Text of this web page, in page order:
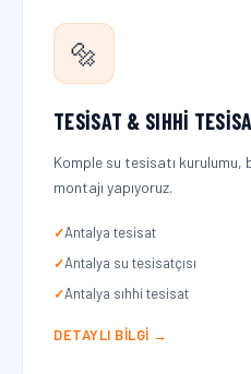
🔩
TESISAT & SIHHI
Komple su tesisatı kurulumu,
montajı yapıyoruz.
Antalya tesisat
Antalya su tesisatçısı
Antalya sıhhi tesisat
DETAYLI BILGI →